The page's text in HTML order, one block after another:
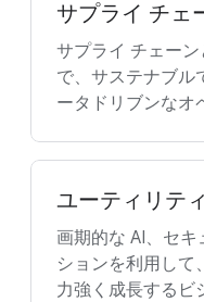
サプライ チェ
サプライ チェー
で、サステナブル
ータドリブンなオ
ユーティリティ
画期的な AI、セ
ションを利用して
力強く成長するビ